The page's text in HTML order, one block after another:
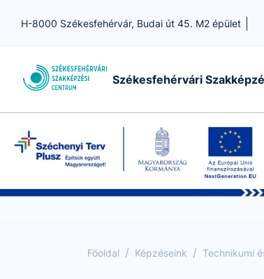
H-8000 Székesfehérvár, Budai út 45. M2 épület
Székesfehérvári
Főoldal / Képzéseink / Technikumi